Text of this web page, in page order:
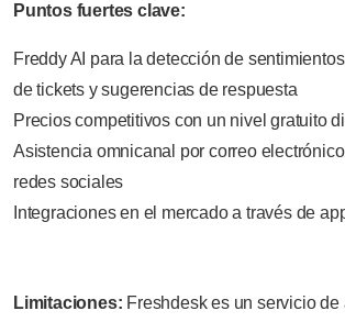
Puntos fuertes clave:
Freddy AI para la detección de
de tickets y sugerencias de respuesta
Precios competitivos con un nivel gratuito
Asistencia omnicanal por correo
redes sociales
Integraciones en el mercado a través de
Limitaciones: Freshdesk es un servicio